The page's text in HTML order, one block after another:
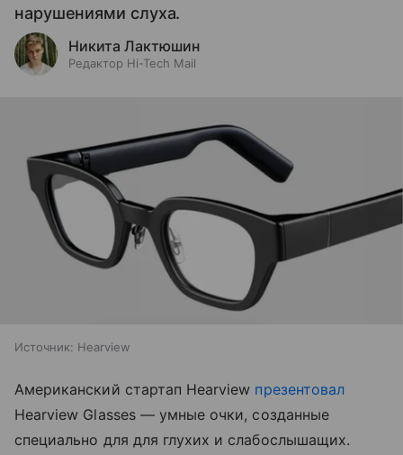
нарушениями слуха.
Никита Лактюшин
Редактор Hi-Tech Mail
Источник: Hearview
Американский стартап Hearview презентовал
Hearview Glasses — умные очки, созданные
специально для для глухих и слабослышащих.